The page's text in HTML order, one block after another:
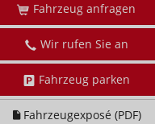
Fahrzeug anfragen
Wir rufen Sie an
Fahrzeug parken
Fahrzeugexposé (PDF)